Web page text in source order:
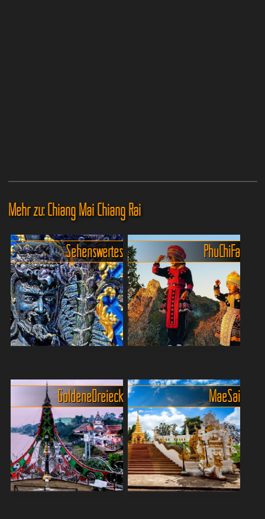
Mehr zu: Chiang Mai Chiang Rai
Attraktionen
Entdecke Chiang Rai, ein
Schatzkästchen voller
kultureller Highlights im
Norden Thailands! Von den
faszinierenden weißen und
blauen Tempeln, Wat Rong
...
Sehenswertes
Forrest Park
Phu Chi Fah ist ein
beeindruckender Berggipfel
in der Provinz Chiang Rai im
Norden Thailands. Der
Name bedeutet "Berg, der
zum Himmel zeigt", und das
...
Phu Chi Fa
Goldene Dreieck Mae Sai